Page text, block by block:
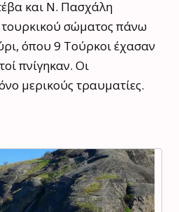
και Ν. Πασχάλη
τουρκικού σώματος πάνω
όπου 9 Τούρκοι έχασαν
πνίγηκαν. Οι
μερικούς τραυματίες.